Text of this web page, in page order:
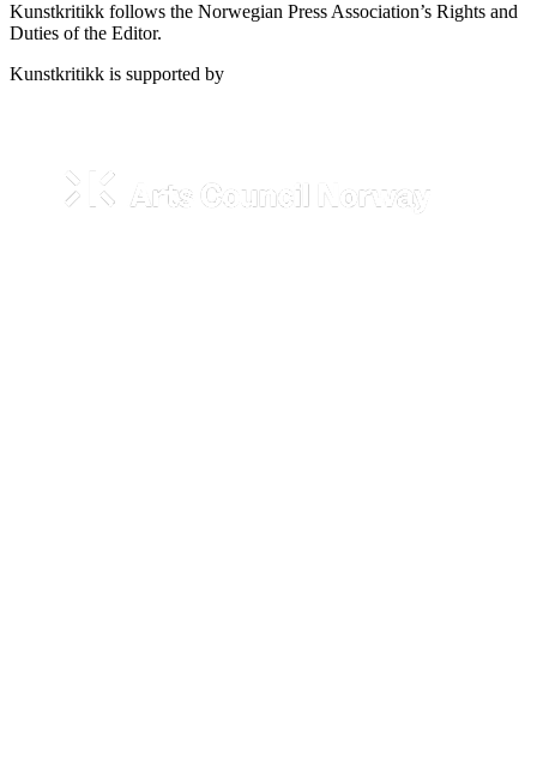
Kunstkritikk follows the Norwegian Press Association’s Rights and
Duties of the Editor.
Kunstkritikk is supported by